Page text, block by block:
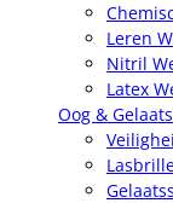
Leren
Nitril
Latex
Oog &